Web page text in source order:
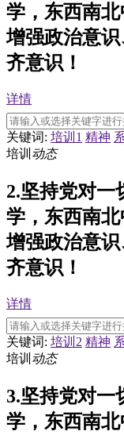
学，东西南
增强政治意
齐意识！
详情
关键词: 培训1 精神
培训 动态
2.坚持党对一
学，东西南
增强政治意
齐意识！
详情
关键词: 培训2 精神
培训 动态
3.坚持党对一
学，东西南